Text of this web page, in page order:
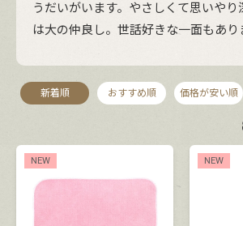
うだいがいます。やさしくて思いやり
は大の仲良し。世話好きな一面もあり
新着順 おすすめ順 価格が安い順
NEW NEW